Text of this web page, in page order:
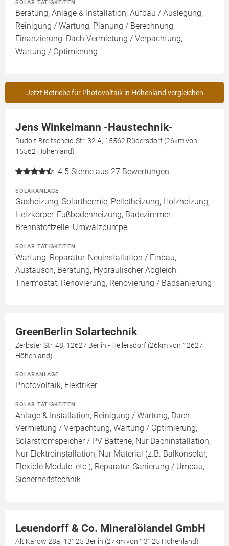
SOLAR TÄTIGKEITEN
Beratung, Anlage & Installation, Aufbau / Auslegung,
Reinigung / Wartung, Planung / Berechnung,
Finanzierung, Dach Vermietung / Verpachtung,
Wartung / Optimierung
Jetzt Betriebe für Photovoltaik in Höhenland vergleichen
Jens Winkelmann -Haustechnik-
Rudolf-Breitscheid-Str. 32 A, 15562 Rüdersdorf (26km von
15562 Höhenland)
4.5 Sterne aus 27 Bewertungen
SOLARANLAGE
Gasheizung, Solarthermie, Pelletheizung, Holzheizung,
Heizkörper, Fußbodenheizung, Badezimmer,
Brennstoffzelle, Umwälzpumpe
SOLAR TÄTIGKEITEN
Wartung, Reparatur, Neuinstallation / Einbau,
Austausch, Beratung, Hydraulischer Abgleich,
Thermostat, Renovierung, Renovierung / Badsanierung
GreenBerlin Solartechnik
Zerbster Str. 48, 12627 Berlin - Hellersdorf (26km von 12627
Höhenland)
SOLARANLAGE
Photovoltaik, Elektriker
SOLAR TÄTIGKEITEN
Anlage & Installation, Reinigung / Wartung, Dach
Vermietung / Verpachtung, Wartung / Optimierung,
Solarstromspeicher / PV Batterie, Nur Dachinstallation,
Nur Elektroinstallation, Nur Material (z.B. Balkonsolar,
Flexible Module, etc.), Reparatur, Sanierung / Umbau,
Sicherheitstechnik
Leuendorff & Co. Mineralölandel GmbH
Alt Karow 28a, 13125 Berlin (27km von 13125 Höhenland)